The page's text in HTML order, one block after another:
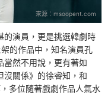
來源： msoopent.com
的演員，更是挑選韓劇時
的作品中，知名演員孔
當然不用說，更有著如
沒關係》的徐睿知，和
多位隨著戲劇作品人氣水